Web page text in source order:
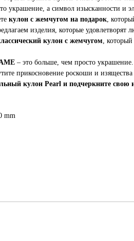
украшение, а символ изысканности и
кулон с жемчугом на подарок,
изделия, которые удовлетворят
кулон с жемчугом,
– это больше, чем просто
прикосновение роскоши и
кулон Pearl и подчеркните свою
mm